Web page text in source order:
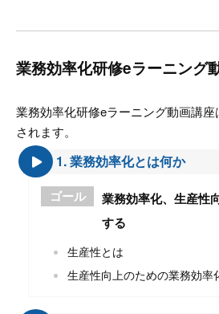
業務効率化研修eラーニング
業務効率化研修eラーニング動画講
されます。
1. 業務効率化とは何か
ゴール
業務効率化、生産性
する
生産性とは
生産性向上のための業務効率